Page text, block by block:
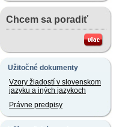
Chcem sa poradiť
Užitočné dokumenty
Vzory žiadostí v slovenskom
jazyku a iných jazykoch
Právne predpisy